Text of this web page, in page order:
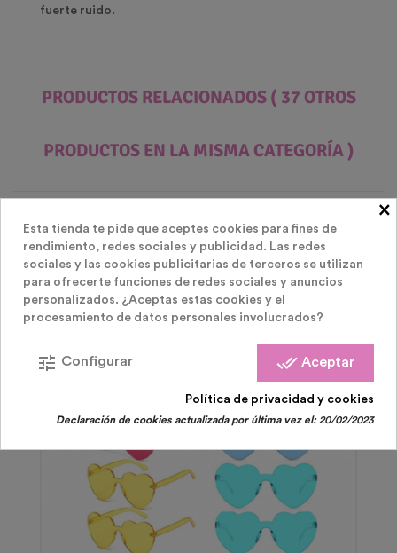
fuerte ruido.
PRODUCTOS RELACIONADOS ( 37 OTROS
PRODUCTOS EN LA MISMA CATEGORÍA )
×
Esta tienda te pide que aceptes cookies para fines de
rendimiento, redes sociales y publicidad. Las redes
sociales y las cookies publicitarias de terceros se utilizan
para ofrecerte funciones de redes sociales y anuncios
personalizados. ¿Aceptas estas cookies y el
procesamiento de datos personales involucrados?
done_all Aceptar
tune Configurar
Política de privacidad y cookies
Declaración de cookies actualizada por última vez el:20/02/2023